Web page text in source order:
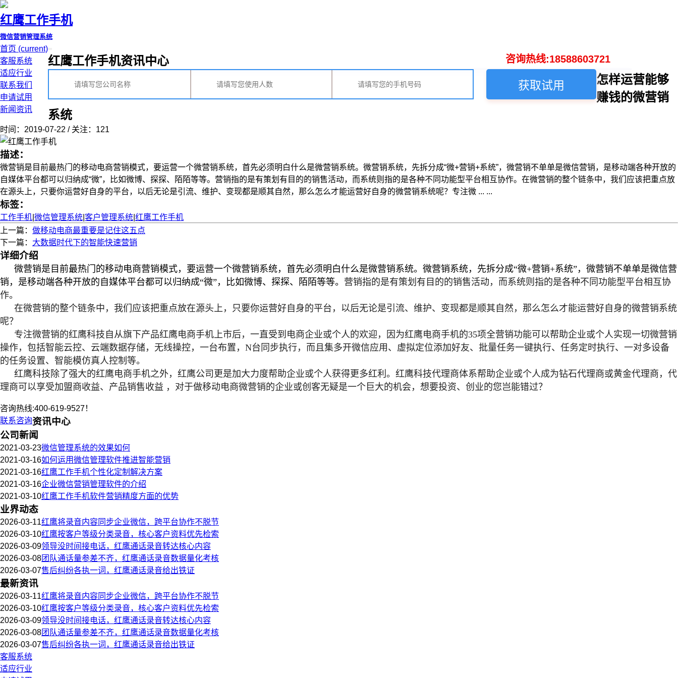
红鹰工作手机
微信营销管理系统
首页 (current)
客服系统
适应行业
联系我们
申请试用
新闻资讯
咨询热线:18588603721
红鹰工作手机资讯中心
获取试用
怎样运营能够
赚钱的微营销
系统
时间：2019-07-22 / 关注：121
描述：
微营销是目前最热门的移动电商营销模式，要运营一个微营销系统，首先必须明白什么是微营销系统。微营销系统，先拆分成“微+营销+系统”，微营销不单单是微信营销，是移动端各种开放的
自媒体平台都可以归纳成“微”，比如微博、探探、陌陌等等。营销指的是有策划有目的的销售活动，而系统则指的是各种不同功能型平台相互协作。在微营销的整个链条中，我们应该把重点放
在源头上，只要你运营好自身的平台，以后无论是引流、维护、变现都是顺其自然，那么怎么才能运营好自身的微营销系统呢？专注微 ... ...
标签：
工作手机 微信管理系统 客户管理系统 红鹰工作手机
上一篇： 做移动电商最重要是记住这五点
下一篇： 大数据时代下的智能快速营销
详细介绍
微营销是目前最热门的移动电商营销模式，要运营一个微营销系统，首先必须明白什么是微营销系统。微营销系统，先拆分成“微+营销+系统”，微营销不单单是微信营
销，是移动端各种开放的自媒体平台都可以归纳成“微”，比如微博、探探、陌陌等等。 营销指的是有策划有目的的销售活动，而系统则指的是各种不同功能型平台相互协
作。
在微营销的整个链条中，我们应该把重点放在源头上，只要你运营好自身的平台，以后无论是引流、维护、变现都是顺其自然，那么怎么才能运营好自身的微营销系统
呢？
专注微营销的红鹰科技自从旗下产品红鹰电商手机上市后，一直受到电商企业或个人的欢迎，因为红鹰电商手机的35项全营销功能可以帮助企业或个人实现一切微营销
操作，包括智能云控、云端数据存储，无线操控，一台布置，N台同步执行，而且集多开微信应用、虚拟定位添加好友、批量任务一键执行、任务定时执行、一对多设备
的任务设置、智能模仿真人控制等。
红鹰科技除了强大的红鹰电商手机之外，红鹰公司更是加大力度帮助企业或个人获得更多红利。红鹰科技代理商体系帮助企业或个人成为钻石代理商或黄金代理商，代
理商可以享受加盟商收益、产品销售收益 ，对于做移动电商微营销的企业或创客无疑是一个巨大的机会，想要投资、创业的您岂能错过？
咨询热线:400-619-9527！
联系咨询资讯中心
公司新闻
2021-03-23微信管理系统的效果如何
2021-03-16如何运用微信管理软件推进智能营销
2021-03-16红鹰工作手机个性化定制解决方案
2021-03-16企业微信营销管理软件的介绍
2021-03-10红鹰工作手机软件营销精度方面的优势
业界动态
2026-03-11红鹰将录音内容同步企业微信，跨平台协作不脱节
2026-03-10红鹰按客户等级分类录音，核心客户资料优先检索
2026-03-09领导没时间接电话，红鹰通话录音转达核心内容
2026-03-08团队通话量参差不齐，红鹰通话录音数据量化考核
2026-03-07售后纠纷各执一词，红鹰通话录音给出铁证
最新资讯
2026-03-11红鹰将录音内容同步企业微信，跨平台协作不脱节
2026-03-10红鹰按客户等级分类录音，核心客户资料优先检索
2026-03-09领导没时间接电话，红鹰通话录音转达核心内容
2026-03-08团队通话量参差不齐，红鹰通话录音数据量化考核
2026-03-07售后纠纷各执一词，红鹰通话录音给出铁证
客服系统
适应行业